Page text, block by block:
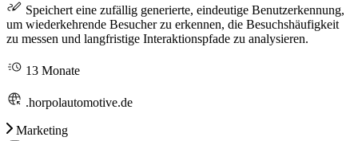
Speichert eine zufällig generierte, eindeutige Benutzerkennung,
um wiederkehrende Besucher zu erkennen, die Besuchshäufigkeit
zu messen und langfristige Interaktionspfade zu analysieren.
13 Monate
.horpolautomotive.de
Marketing